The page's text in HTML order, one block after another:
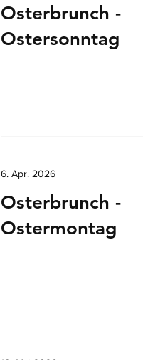
Osterbrunch -
Ostersonntag
6. Apr. 2026
Osterbrunch -
Ostermontag